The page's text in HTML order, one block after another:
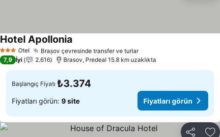
3 YıldızOtel Brașov çevresinde transfer ve turlarFiyatları görün
Hotel Apollonia
7,9 İyi 2.616 Brasov, Predeal 15.8 km uzaklıkta
Başlangıç Fiyatı ₺3.374
Fiyatları görün: 9 site Fiyatları görün